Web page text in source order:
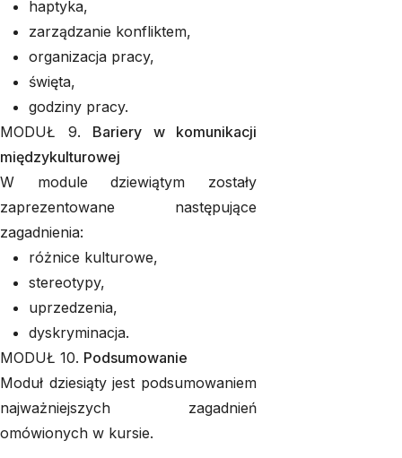
haptyka,
zarządzanie konfliktem,
organizacja pracy,
święta,
godziny pracy.
MODUŁ 9. Bariery w komunikacji
międzykulturowej
W module dziewiątym zostały
zaprezentowane następujące
zagadnienia:
różnice kulturowe,
stereotypy,
uprzedzenia,
dyskryminacja.
MODUŁ 10. Podsumowanie
Moduł dziesiąty jest podsumowaniem
najważniejszych zagadnień
omówionych w kursie.